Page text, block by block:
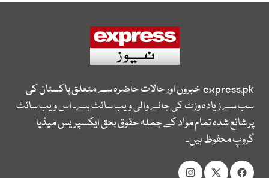
express.pkخبروں اور حالات حاضرہ سے متعلق پاکستان کی
سب سے زیادہ وزٹ کی جانے والی ویب سائٹ ہے۔ اس ویب سائٹ
پر شائع شدہ تمام مواد کے جملہ حقوق بحق ایکسپریس میڈیا
گروپ محفوظ ہیں۔